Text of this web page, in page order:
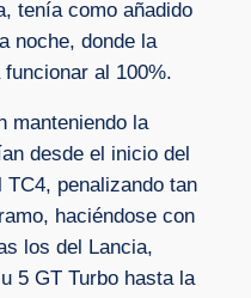
tenía como añadido
noche, donde la
al 100%.
manteniendo la
desde el inicio del
penalizando tan
haciéndose con
los del Lancia,
5 GT Turbo hasta la